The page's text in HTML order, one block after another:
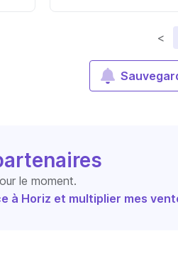
<
le moment.
à Horiz et multiplier mes